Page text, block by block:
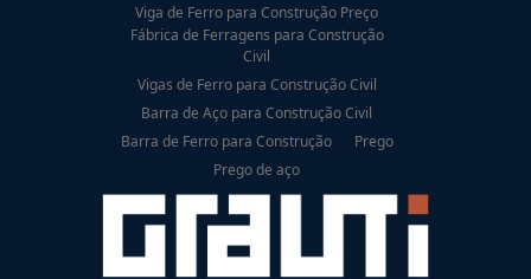
Viga de Ferro para Construção Preço
Fábrica de Ferragens para Construção
Civil
Vigas de Ferro para Construção Civil
Barra de Aço para Construção Civil
Barra de Ferro para Construção
Prego
Prego de aço